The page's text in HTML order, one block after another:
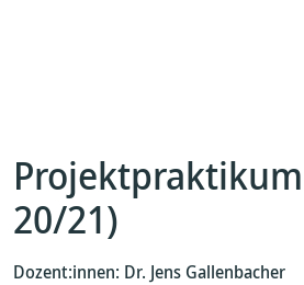
20/21)
Dozent:innen: Dr. Jens Gallenbacher